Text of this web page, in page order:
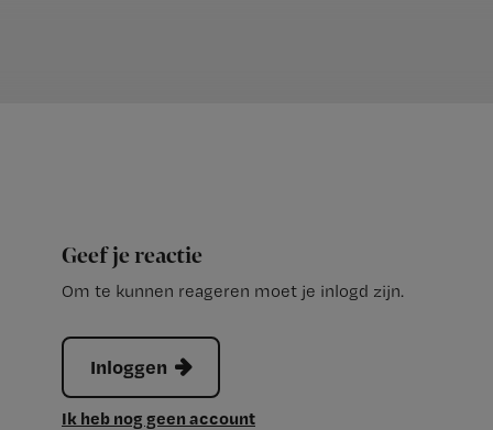
Geef je reactie
Om te kunnen reageren moet je inlogd zijn.
Inloggen
Ik heb nog geen account